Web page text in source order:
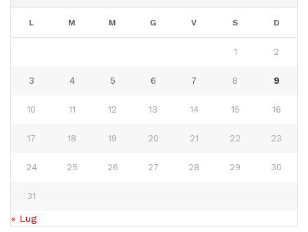
L M M G V S D
1 2
3 4 5 6 7 8 9
10 11 12 13 14 15 16
17 18 19 20 21 22 23
24 25 26 27 28 29 30
31
« Lug